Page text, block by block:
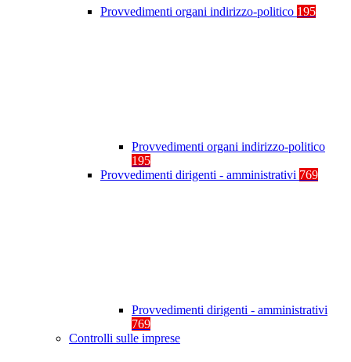
Provvedimenti organi indirizzo-politico 195
Provvedimenti organi indirizzo-politico
195
Provvedimenti dirigenti - amministrativi 769
Provvedimenti dirigenti - amministrativi
769
Controlli sulle imprese